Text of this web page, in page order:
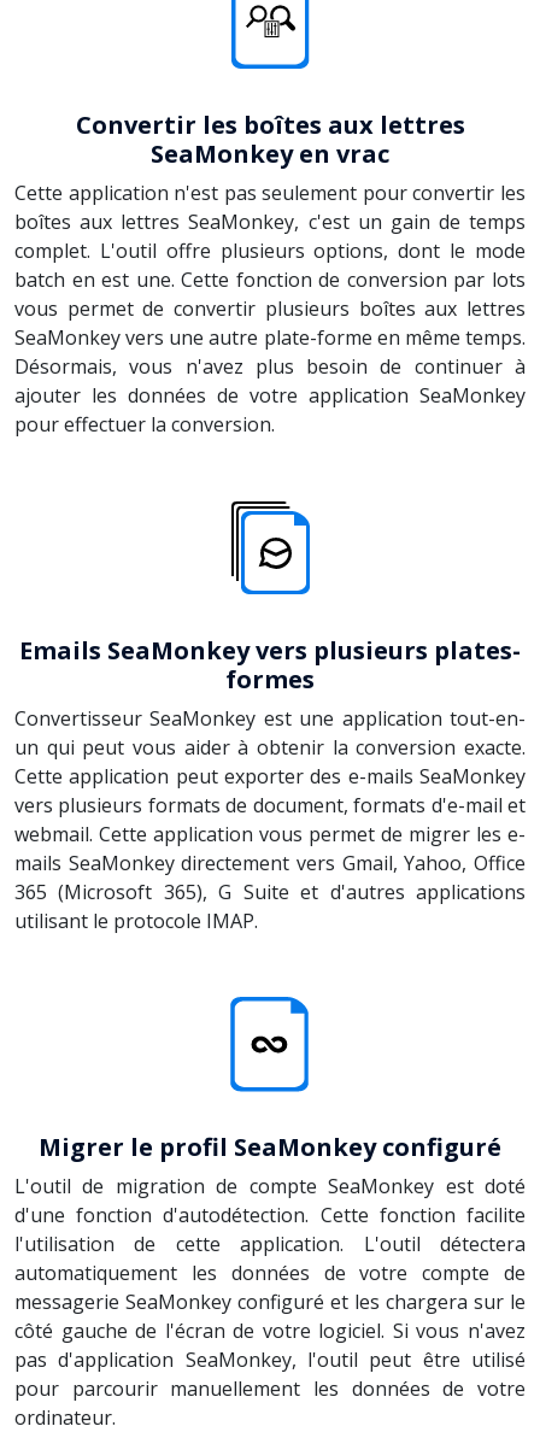
Convertir les boîtes aux lettres
SeaMonkey en vrac
Cette application n'est pas seulement pour convertir les
boîtes aux lettres SeaMonkey, c'est un gain de temps
complet. L'outil offre plusieurs options, dont le mode
batch en est une. Cette fonction de conversion par lots
vous permet de convertir plusieurs boîtes aux lettres
SeaMonkey vers une autre plate-forme en même temps.
Désormais, vous n'avez plus besoin de continuer à
ajouter les données de votre application SeaMonkey
pour effectuer la conversion.
Emails SeaMonkey vers plusieurs plates-
formes
Convertisseur SeaMonkey est une application tout-en-
un qui peut vous aider à obtenir la conversion exacte.
Cette application peut exporter des e-mails SeaMonkey
vers plusieurs formats de document, formats d'e-mail et
webmail. Cette application vous permet de migrer les e-
mails SeaMonkey directement vers Gmail, Yahoo, Office
365 (Microsoft 365), G Suite et d'autres applications
utilisant le protocole IMAP.
Migrer le profil SeaMonkey configuré
L'outil de migration de compte SeaMonkey est doté
d'une fonction d'autodétection. Cette fonction facilite
l'utilisation de cette application. L'outil détectera
automatiquement les données de votre compte de
messagerie SeaMonkey configuré et les chargera sur le
côté gauche de l'écran de votre logiciel. Si vous n'avez
pas d'application SeaMonkey, l'outil peut être utilisé
pour parcourir manuellement les données de votre
ordinateur.